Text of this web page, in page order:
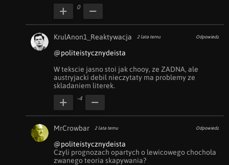
0
KrulAnon1_Reaktywacja 2 lata temu Odpowiedz
@politeistycznydeista
W tekscie jasno stoi jak chooy, ze ZADNA, ale
austryjacki debil nieczytaty ma problemy ze
skladaniem literek.
-4
MrCrowbar 2 lata temu Odpowiedz
@politeistycznydeista
Czyli prognozach opartych o lewicowego chochoła
zwanego teoria skapywania?